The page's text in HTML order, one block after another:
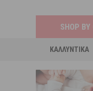
SHOP BY
ΚΑΛΛΥΝΤΙΚΆ